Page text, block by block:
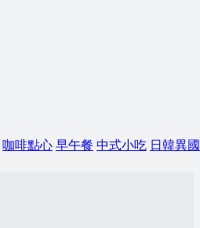
咖啡點心早午餐 中式小吃 日韓異國